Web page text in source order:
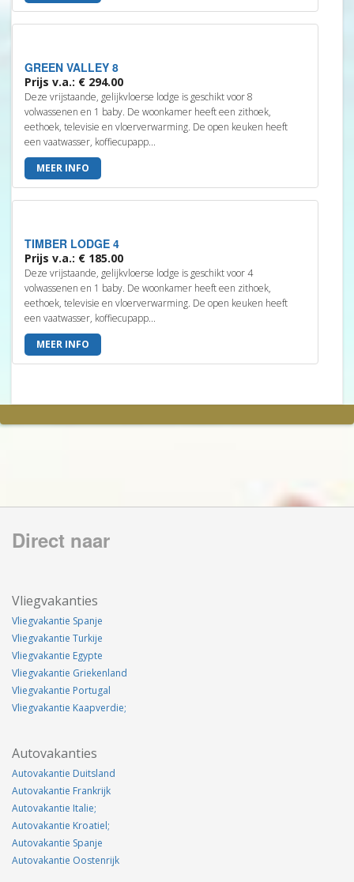
GREEN VALLEY 8
Prijs v.a.: € 294.00
Deze vrijstaande, gelijkvloerse lodge is geschikt voor 8
volwassenen en 1 baby. De woonkamer heeft een zithoek,
eethoek, televisie en vloerverwarming. De open keuken heeft
een vaatwasser, koffiecupapp...
MEER INFO
TIMBER LODGE 4
Prijs v.a.: € 185.00
Deze vrijstaande, gelijkvloerse lodge is geschikt voor 4
volwassenen en 1 baby. De woonkamer heeft een zithoek,
eethoek, televisie en vloerverwarming. De open keuken heeft
een vaatwasser, koffiecupapp...
MEER INFO
Direct naar
Vliegvakanties
Vliegvakantie Spanje
Vliegvakantie Turkije
Vliegvakantie Egypte
Vliegvakantie Griekenland
Vliegvakantie Portugal
Vliegvakantie Kaapverdie;
Autovakanties
Autovakantie Duitsland
Autovakantie Frankrijk
Autovakantie Italie;
Autovakantie Kroatiel;
Autovakantie Spanje
Autovakantie Oostenrijk